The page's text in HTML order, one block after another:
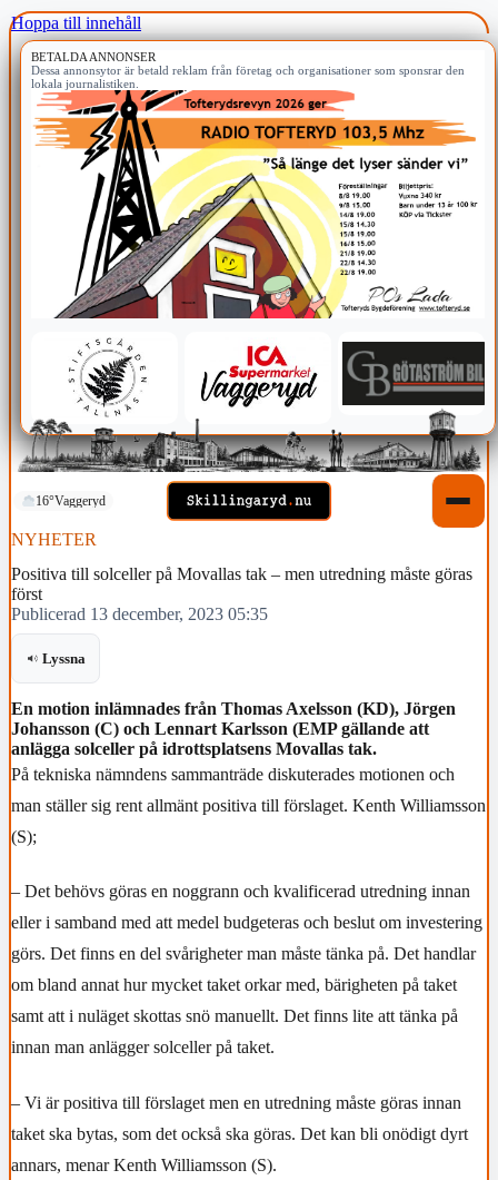
Hoppa till innehåll
BETALDA ANNONSER
Dessa annonsytor är betald reklam från företag och organisationer som sponsrar den
lokala journalistiken.
16°Vaggeryd
NYHETER
Positiva till solceller på Movallas tak – men utredning måste göras
först
Publicerad 13 december, 2023 05:35
Lyssna
En motion inlämnades från Thomas Axelsson (KD), Jörgen
Johansson (C) och Lennart Karlsson (EMP gällande att
anlägga solceller på idrottsplatsens Movallas tak.
På tekniska nämndens sammanträde diskuterades motionen och
man ställer sig rent allmänt positiva till förslaget. Kenth Williamsson
(S);
– Det behövs göras en noggrann och kvalificerad utredning innan
eller i samband med att medel budgeteras och beslut om investering
görs. Det finns en del svårigheter man måste tänka på. Det handlar
om bland annat hur mycket taket orkar med, bärigheten på taket
samt att i nuläget skottas snö manuellt. Det finns lite att tänka på
innan man anlägger solceller på taket.
– Vi är positiva till förslaget men en utredning måste göras innan
taket ska bytas, som det också ska göras. Det kan bli onödigt dyrt
annars, menar Kenth Williamsson (S).